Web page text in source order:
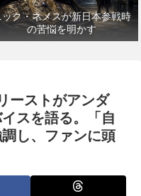
ック・ネメスが新日本参戦時
の苦悩を明かす
ーストがアンダ
スを語る。「自
し、ファンに頭